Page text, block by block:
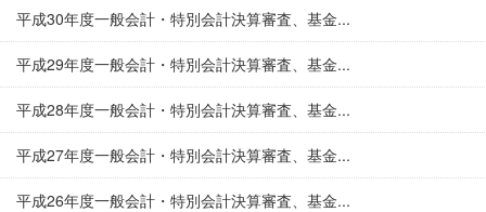
平成30年度一般会計・特別会計決算審査、基金...
平成29年度一般会計・特別会計決算審査、基金...
平成28年度一般会計・特別会計決算審査、基金...
平成27年度一般会計・特別会計決算審査、基金...
平成26年度一般会計・特別会計決算審査、基金...